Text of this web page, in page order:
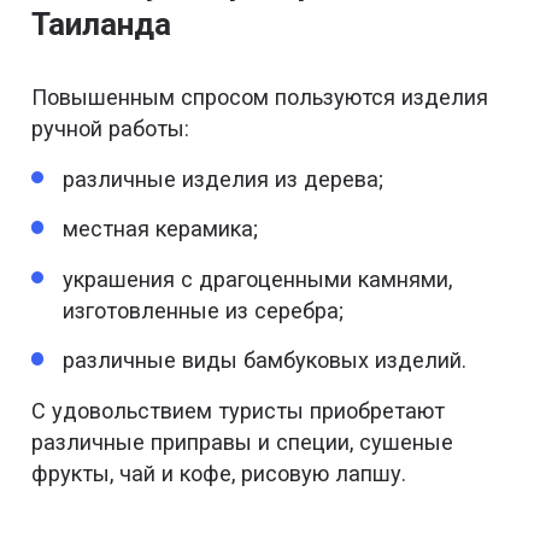
Таиланда
Повышенным спросом пользуются изделия
ручной работы:
различные изделия из дерева;
местная керамика;
украшения с драгоценными камнями,
изготовленные из серебра;
различные виды бамбуковых изделий.
С удовольствием туристы приобретают
различные приправы и специи, сушеные
фрукты, чай и кофе, рисовую лапшу.